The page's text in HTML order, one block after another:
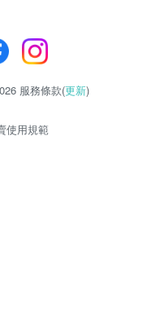
服務條款(更新)
使用規範